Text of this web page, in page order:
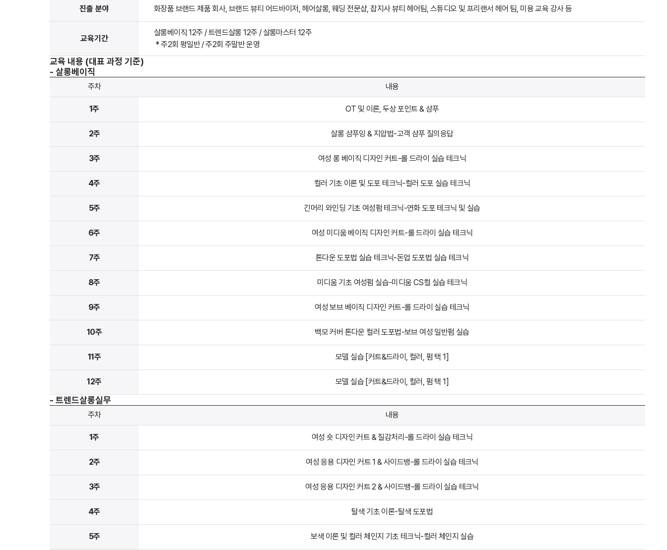
진출 분야 화장품 브랜드 제품 회사, 브랜드 뷰티 어드바이저, 헤어살롱, 웨딩 전문샵, 잡지사 뷰티 헤어팀, 스튜디오 및 프리랜서 헤어 팀, 미용 교육 강사 등
교육기간
살롱베이직 12주 / 트렌드살롱 12주 / 살롱마스터 12주
* 주2회 평일반 / 주2회 주말반 운영
교육 내용 (대표 과정 기준)
- 살롱베이직
주차 내용
1주 OT 및 이론, 두상 포인트 & 샴푸
2주 살롱 샴푸잉 & 지압법-고객 샴푸 질의응답
3주 여성 롱 베이직 디자인 커트-롤 드라이 실습 테크닉
4주 컬러 기초 이론 및 도포 테크닉-컬러 도포 실습 테크닉
5주 긴머리 와인딩 기초 여성펌 테크닉-연화 도포 테크닉 및 실습
6주 여성 미디움 베이직 디자인 커트-롤 드라이 실습 테크닉
7주 톤다운 도포법 실습 테크닉-돈업 도포법 실습 테크닉
8주 미디움 기초 여성펌 실습-미디움 CS컬 실습 테크닉
9주 여성 보브 베이직 디자인 커트-롤 드라이 실습 테크닉
10주 백모 커버 톤다운 컬러 도포법-보브 여성 일반펌 실습
11주 모델 실습 [커트&드라이, 컬러, 펌 택 1]
12주 모델 실습 [커트&드라이, 컬러, 펌 택 1]
- 트렌드살롱실무
주차 내용
1주 여성 숏 디자인 커트 & 질감처리-롤 드라이 실습 테크닉
2주 여성 응용 디자인 커트 1 & 사이드뱅-롤 드라이 실습 테크닉
3주 여성 응용 디자인 커트 2 & 사이드뱅-롤 드라이 실습 테크닉
4주 탈색 기초 이론-탈색 도포법
5주 보색 이론 및 컬러 체인지 기초 테크닉-컬러 체인지 실습